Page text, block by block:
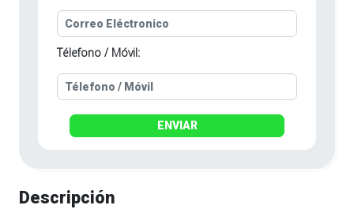
Télefono / Móvil:
ENVIAR
Descripción